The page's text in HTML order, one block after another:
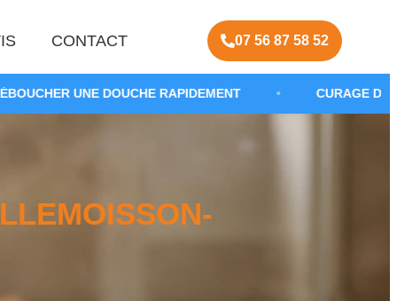
CONTACT 07 56 87 58 52
RAPIDEMENT • CURAGE DE CANALISATION